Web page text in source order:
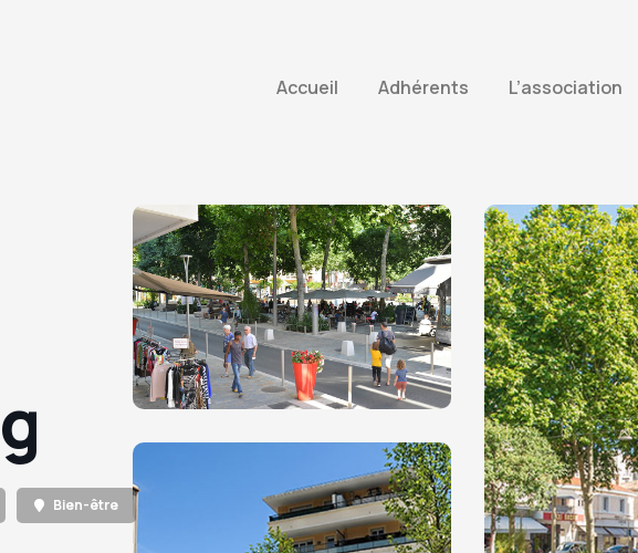
Accueil Adhérents L’association
Bien-être